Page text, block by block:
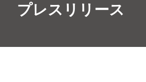
企業情報
プレスリリース